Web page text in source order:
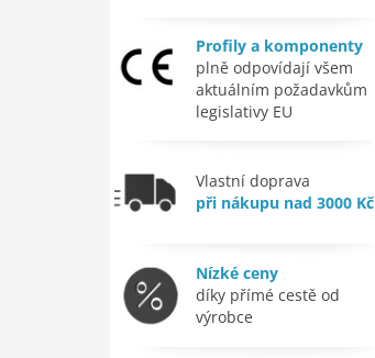
Profily a komponenty
plně odpovídají všem
aktuálním požadavkům
legislativy EU
Vlastní doprava
při nákupu nad 3000 Kč
Nízké ceny
díky přímé cestě od
výrobce